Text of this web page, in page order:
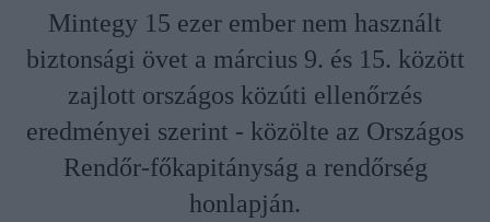
Mintegy 15 ezer ember nem használt
biztonsági övet a március 9. és 15. között
zajlott országos közúti ellenőrzés
eredményei szerint - közölte az Országos
Rendőr-főkapitányság a rendőrség
honlapján.